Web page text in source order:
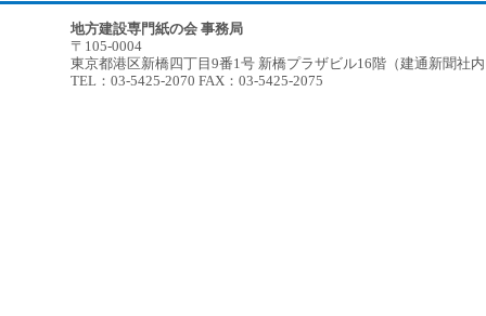
地方建設専門紙の会 事務局
〒105-0004
東京都港区新橋四丁目9番1号 新橋プラザビル16階（建通新聞社
TEL：03-5425-2070 FAX：03-5425-2075